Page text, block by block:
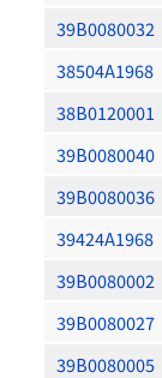
39B0080032
38504A1968
38B0120001
39B0080040
39B0080036
39424A1968
39B0080002
39B0080027
39B0080005